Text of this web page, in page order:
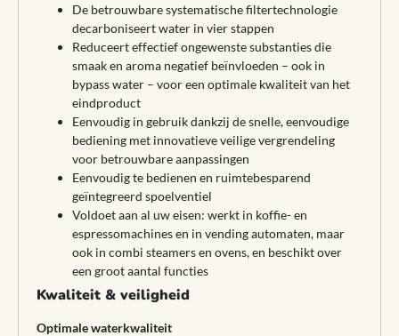
De betrouwbare systematische filtertechnologie
decarboniseert water in vier stappen
Reduceert effectief ongewenste substanties die
smaak en aroma negatief beïnvloeden – ook in
bypass water – voor een optimale kwaliteit van het
eindproduct
Eenvoudig in gebruik dankzij de snelle, eenvoudige
bediening met innovatieve veilige vergrendeling
voor betrouwbare aanpassingen
Eenvoudig te bedienen en ruimtebesparend
geïntegreerd spoelventiel
Voldoet aan al uw eisen: werkt in koffie- en
espressomachines en in vending automaten, maar
ook in combi steamers en ovens, en beschikt over
een groot aantal functies
Kwaliteit & veiligheid
Optimale waterkwaliteit